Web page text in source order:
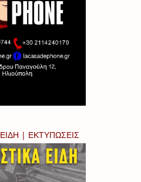
| ΕΚΤΥΠΩΣΕΙΣ